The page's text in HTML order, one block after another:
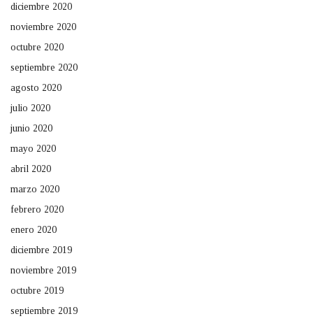
diciembre 2020
noviembre 2020
octubre 2020
septiembre 2020
agosto 2020
julio 2020
junio 2020
mayo 2020
abril 2020
marzo 2020
febrero 2020
enero 2020
diciembre 2019
noviembre 2019
octubre 2019
septiembre 2019